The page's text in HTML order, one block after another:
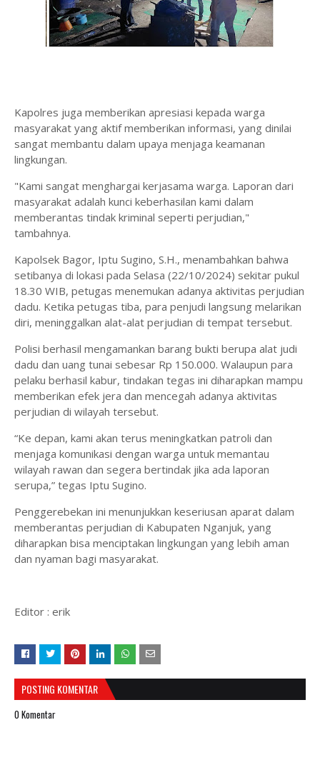
Kapolres juga memberikan apresiasi kepada warga
masyarakat yang aktif memberikan informasi, yang dinilai
sangat membantu dalam upaya menjaga keamanan
lingkungan.
"Kami sangat menghargai kerjasama warga. Laporan dari
masyarakat adalah kunci keberhasilan kami dalam
memberantas tindak kriminal seperti perjudian,"
tambahnya.
Kapolsek Bagor, Iptu Sugino, S.H., menambahkan bahwa
setibanya di lokasi pada Selasa (22/10/2024) sekitar pukul
18.30 WIB, petugas menemukan adanya aktivitas perjudian
dadu. Ketika petugas tiba, para penjudi langsung melarikan
diri, meninggalkan alat-alat perjudian di tempat tersebut.
Polisi berhasil mengamankan barang bukti berupa alat judi
dadu dan uang tunai sebesar Rp 150.000. Walaupun para
pelaku berhasil kabur, tindakan tegas ini diharapkan mampu
memberikan efek jera dan mencegah adanya aktivitas
perjudian di wilayah tersebut.
“Ke depan, kami akan terus meningkatkan patroli dan
menjaga komunikasi dengan warga untuk memantau
wilayah rawan dan segera bertindak jika ada laporan
serupa,” tegas Iptu Sugino.
Penggerebekan ini menunjukkan keseriusan aparat dalam
memberantas perjudian di Kabupaten Nganjuk, yang
diharapkan bisa menciptakan lingkungan yang lebih aman
dan nyaman bagi masyarakat.
Editor : erik
POSTING KOMENTAR
0 Komentar